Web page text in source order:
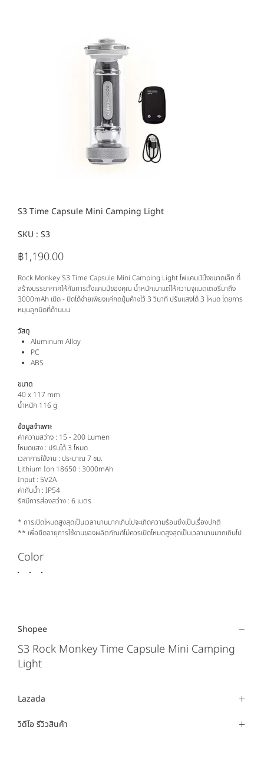
S3 Time Capsule Mini Camping Light
SKU : SKU
S3
S3
ราคา
฿1,190.00
Rock Monkey S3 Time Capsule Mini Camping Light ไฟแคมป์ปิ้งขนาดเล็ก ที่
สร้างบรรยากาศให้กับการตั้งแคมป์ของคุณ น้ำหนักเบาแต่ให้ความจุแบตเตอรี่มาถึง
3000mAh เปิด - ปิดได้ง่ายเพียงแค่กดปุ่มค้างไว้ 3 วินาที ปรับแสงได้ 3 โหมด โดยการ
หมุนลูกบิดที่ด้านบน
วัสดุ
Aluminum Alloy
PC
ABS
ขนาด
40 x 117 mm
น้ำหนัก 116 g
ข้อมูลจำเพาะ
ค่าความสว่าง : 15 - 200 Lumen
โหมดแสง : ปรับได้ 3 โหมด
เวลาการใช้งาน : ประมาณ 7 ชม.
Lithium Ion 18650 : 3000mAh
Input : 5V2A
ค่ากันน้ำ : IP54
รัศมีการส่องสว่าง : 6 เมตร
* การเปิดโหมดสูงสุดเป็นเวลานานมากเกินไปจะเกิดความร้อนซึ่งเป็นเรื่องปกติ
** เพื่อยืดอายุการใช้งานของผลิตภัณฑ์ไม่ควรเปิดโหมดสูงสุดเป็นเวลานานมากเกินไป
Color
Shopee
S3 Rock Monkey Time Capsule Mini Camping
Light
Lazada
วิดีโอ รีวิวสินค้า